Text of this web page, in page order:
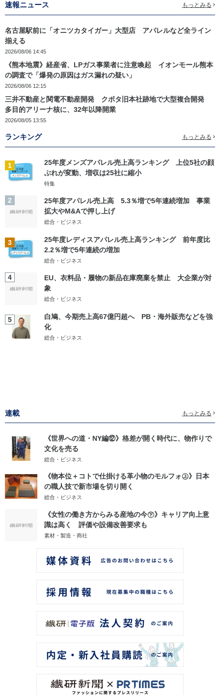
速報ニュース もっとみる
名古屋駅前に「オニツカタイガー」大型店 アパレルなど全ライン
揃える
2026/08/06 14:45
《熊本地震》経産省、LPガス事業者に注意喚起 イオンモール熊本
の調査で「爆発の原因はガス漏れの疑い」
2026/08/06 12:15
三井不動産と関電不動産開発 クボタ旧本社跡地で大型複合開発
多目的アリーナ核に、32年以降開業
2026/08/05 13:55
ランキング もっとみる
1
25年度メンズアパレル売上高ランキング 上位5社の顔
ぶれが変動、増収は25社に縮小
特集
2
25年度アパレル売上高 5.3％増で5年連続増加 事業
拡大やM&Aで押し上げ
総合・ビジネス
3
25年度レディスアパレル売上高ランキング 前年度比
2.2％増で5年連続の増加
総合・ビジネス
4
EU、衣料品・履物の新品在庫廃棄を禁止 大企業が対
象
総合・ビジネス
5
白鳩、今期売上高67億円超へ PB・海外販売などを強
化
総合・ビジネス
連載 もっとみる
《世界への道・NY編⑫》格差が開く時代に、物作りで
文化を売る
総合・ビジネス
《物本位＋コトで仕掛ける革小物のモルフォ㊤》日本
の職人技で新市場を切り開く
総合・ビジネス
《女性の働き方からみる産地の今㊦》キャリア向上意
識は高く 評価や設備改善要求も
素材・製造・商社